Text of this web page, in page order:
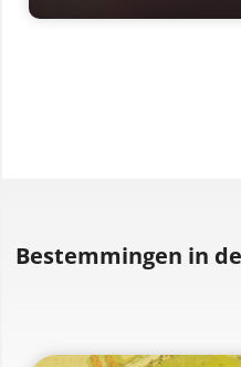
Bestemmingen in